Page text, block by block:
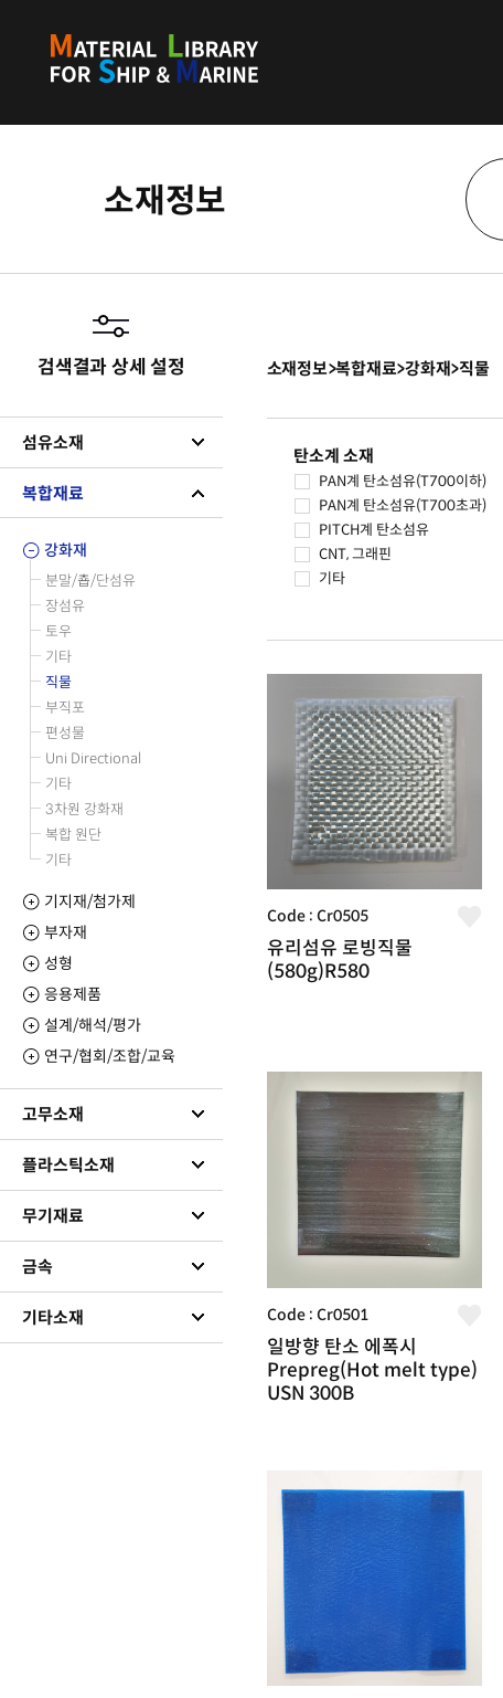
소재정보
검색결과 상세 설정
섬유소재
복합재료
강화재
분말/춉/단섬유
장섬유
토우
기타
직물
부직포
편성물
Uni Directional
기타
3차원 강화재
복합 원단
기타
기지재/첨가제
부자재
성형
응용제품
설계/해석/평가
연구/협회/조합/교육
고무소재
플라스틱소재
무기재료
금속
기타소재
소재정보>복합재료>강화재>직물
탄소계 소재
PAN계 탄소섬유(T700이하)
PAN계 탄소섬유(T700초과)
PITCH계 탄소섬유
CNT, 그래핀
기타
Code : Cr0505
유리섬유 로빙직물
(580g)R580
Code : Cr0501
일방향 탄소 에폭시
Prepreg(Hot melt type)
USN 300B